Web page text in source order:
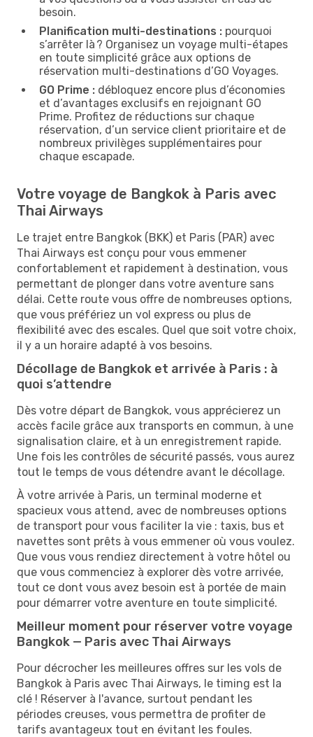
besoin.
Planification multi-destinations : pourquoi
s’arrêter là ? Organisez un voyage multi-étapes
en toute simplicité grâce aux options de
réservation multi-destinations d’GO Voyages.
GO Prime : débloquez encore plus d’économies
et d’avantages exclusifs en rejoignant GO
Prime. Profitez de réductions sur chaque
réservation, d’un service client prioritaire et de
nombreux privilèges supplémentaires pour
chaque escapade.
Votre voyage de Bangkok à Paris avec
Thai Airways
Le trajet entre Bangkok (BKK) et Paris (PAR) avec
Thai Airways est conçu pour vous emmener
confortablement et rapidement à destination, vous
permettant de plonger dans votre aventure sans
délai. Cette route vous offre de nombreuses options,
que vous préfériez un vol express ou plus de
flexibilité avec des escales. Quel que soit votre choix,
il y a un horaire adapté à vos besoins.
Décollage de Bangkok et arrivée à Paris : à
quoi s’attendre
Dès votre départ de Bangkok, vous apprécierez un
accès facile grâce aux transports en commun, à une
signalisation claire, et à un enregistrement rapide.
Une fois les contrôles de sécurité passés, vous aurez
tout le temps de vous détendre avant le décollage.
À votre arrivée à Paris, un terminal moderne et
spacieux vous attend, avec de nombreuses options
de transport pour vous faciliter la vie : taxis, bus et
navettes sont prêts à vous emmener où vous voulez.
Que vous vous rendiez directement à votre hôtel ou
que vous commenciez à explorer dès votre arrivée,
tout ce dont vous avez besoin est à portée de main
pour démarrer votre aventure en toute simplicité.
Meilleur moment pour réserver votre voyage
Bangkok — Paris avec Thai Airways
Pour décrocher les meilleures offres sur les vols de
Bangkok à Paris avec Thai Airways, le timing est la
clé ! Réserver à l'avance, surtout pendant les
périodes creuses, vous permettra de profiter de
tarifs avantageux tout en évitant les foules.